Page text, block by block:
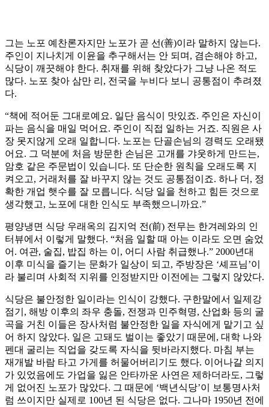
그는 노포 예찬론자지만 노포가 곧 선(善)이라 말하지 않는다.
주인이 지나치게 이윤을 추구해서는 안 되며, 겸손해야 하고,
식당이 깨끗해야 한다. 취재를 위해 찾았다가 그냥 나온 적도
많다. 노포 찾아 삼만 리, 전국을 누비다 보니 공통점이 추려졌
다.
“책에 적어둔 그대로예요. 일단 음식이 맛있죠. 주인은 자신이
파는 음식을 매일 먹어요. 주인이 직접 일하는 거죠. 직원은 사
장 못지않게 오래 일합니다. 노포는 단골손님의 경력도 오래됐
어요. 그 덕분에 처음 방문한 손님은 고개를 갸웃하게 만드는,
암호 같은 주문법이 있습니다. 또 단순한 원칙을 오래도록 지
켜오고, 거래처를 잘 바꾸지 않는 것도 공통점이죠. 하나 더, 정
확한 개업 햇수를 잘 모릅니다. 식당 일을 천하고 힘든 것으로
생각했고, 노포에 대한 인식도 부족했으니까요.”
평양냉면 식당 우래옥의 김지억 전(前) 전무는 한겨레와의 인
터뷰에서 이렇게 말했다. “처음 일할 때 아는 이라도 오면 숨었
어. 여관, 술집, 밥집 하는 이, 어디 사람 취급했나.” 2000년대
이후 미식을 즐기는 문화가 일상이 되고, 주방장은 ‘셰프님’이
라 불리며 사회적 지위를 인정받지만 이전에는 그렇지 않았다.
식당은 불안정한 일이라는 인식이 강했다. 구한말에서 일제강
점기, 해방 이후의 좌우 충돌, 전쟁과 민주혁명, 산업화 등의 굴
곡을 거친 이들은 장사처럼 불안정한 일을 자식에게 맡기고 싶
어 하지 않았다. 일은 고돼도 벌이는 좋았기 때문에, 대학 나와
펜대 굴리는 직업을 갖도록 자식을 뒷바라지했다. 마침 부는
재개발 바람 타고 가게를 허물어버리기도 했다. 이어나갈 의지
가 있었음에도 가업을 잃은 안타까운 사연은 제하더라도, 그렇
게 없어진 노포가 많았다. 그 때문에 ‘백년식당’이 보통명사처
럼 쓰이지만 실제로 100년 된 식당은 없다. 그나마 1950년 전에